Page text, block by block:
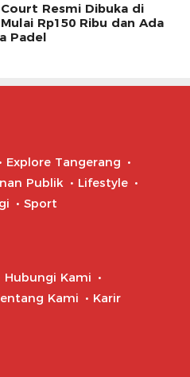
Resmi Dibuka di
Rp150 Ribu dan Ada
Padel
Explore Tangerang
Publik
Lifestyle
Sport
Hubungi Kami
Kami Karir